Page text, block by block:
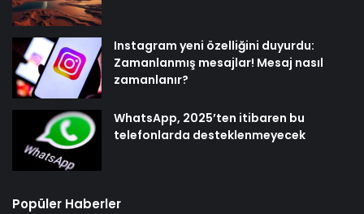
Instagram yeni özelliğini duyurdu:
Zamanlanmış mesajlar! Mesaj nasıl
zamanlanır?
WhatsApp, 2025’ten itibaren bu
telefonlarda desteklenmeyecek
Popüler Haberler